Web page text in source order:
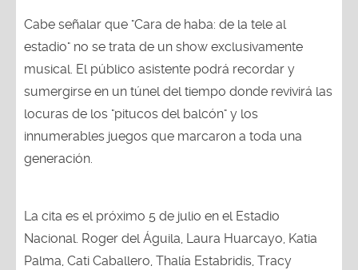
Cabe señalar que "Cara de haba: de la tele al
estadio" no se trata de un show exclusivamente
musical. El público asistente podrá recordar y
sumergirse en un túnel del tiempo donde revivirá las
locuras de los "pitucos del balcón" y los
innumerables juegos que marcaron a toda una
generación.
La cita es el próximo 5 de julio en el Estadio
Nacional. Roger del Águila, Laura Huarcayo, Katia
Palma, Cati Caballero, Thalía Estabridis, Tracy